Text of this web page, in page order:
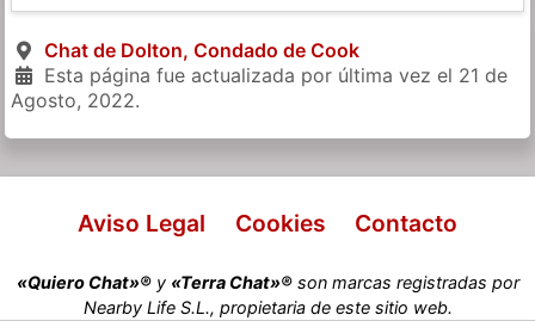
Chat de Dolton, Condado de Cook
Esta página fue actualizada por última vez el 21 de
Agosto, 2022.
Aviso Legal Cookies Contacto
«Quiero Chat»®y «Terra Chat»®son marcas registradas por
Nearby Life S.L., propietaria de este sitio web.